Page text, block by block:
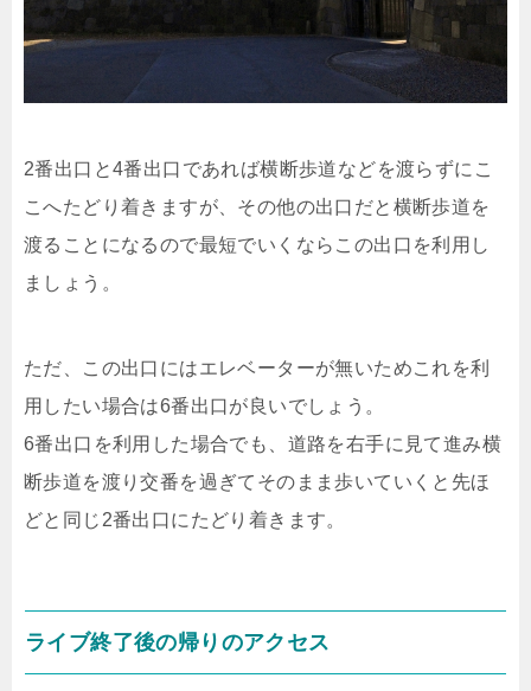
2番出口と4番出口であれば横断歩道などを渡らずにこ
こへたどり着きますが、その他の出口だと横断歩道を
渡ることになるので最短でいくならこの出口を利用し
ましょう。
ただ、この出口にはエレベーターが無いためこれを利
用したい場合は6番出口が良いでしょう。
6番出口を利用した場合でも、道路を右手に見て進み横
断歩道を渡り交番を過ぎてそのまま歩いていくと先ほ
どと同じ2番出口にたどり着きます。
ライブ終了後の帰りのアクセス